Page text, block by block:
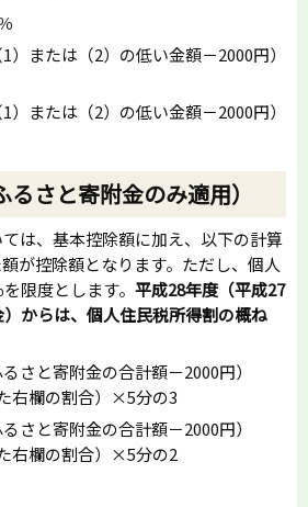
または（2）の低い金額－2000円）
）または（2）の低い金額－2000円）
さと寄附金のみ適用）
は、基本控除額に加え、以下の計算
が控除額となります。ただし、個人
限度とします。 平成28年度（平成27
からは、個人住民税所得割の概ね
さと寄附金の合計額－2000円）
右欄の割合）×5分の3
さと寄附金の合計額－2000円）
右欄の割合）×5分の2